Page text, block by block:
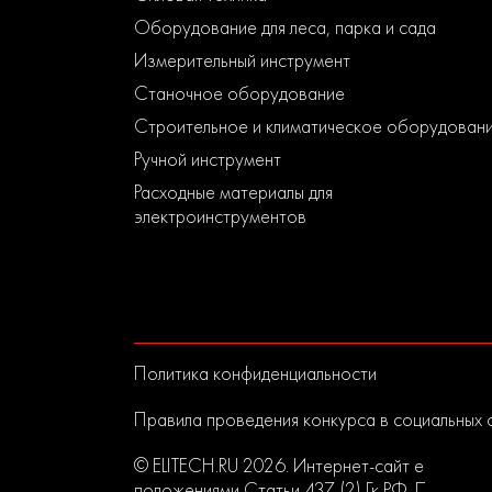
Оборудование для леса, парка и сада
Измерительный инструмент
Станочное оборудование
Строительное и климатическое
Ручной инструмент
Расходные материалы для
электроинструментов
Политика конфиденциальности
Правила проведения конкурса в социальных
© ELITECH.RU 2026. Интернет-сайт